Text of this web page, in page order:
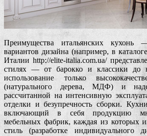
Преимущества итальянских
вариантов дизайна (например, в
Италии http://elite-italia.com.ua/
стилях — от барокко и классики до
использование только
(натурального дерева, МДФ) и
рассчитанной на интенсивную
отделки и безупречность сборки.
включающий в себя продукцию
мебельных фабрик, каждая из которых
стиль (разработке индивидуального